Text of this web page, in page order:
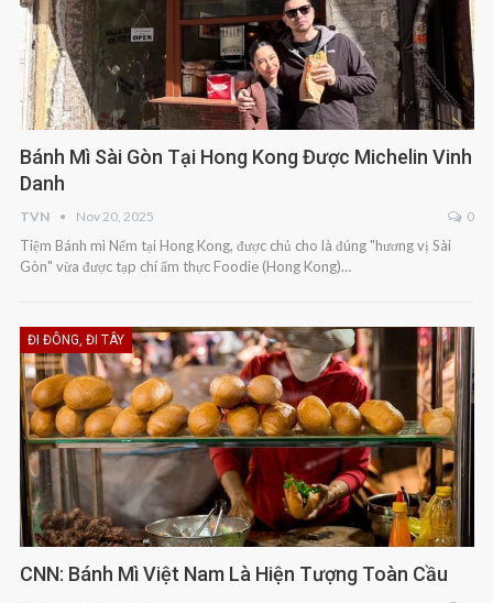
Bánh Mì Sài Gòn Tại Hong Kong Được Michelin Vinh
Danh
TVN Nov 20, 2025 0
Tiệm Bánh mì Nếm tại Hong Kong, được chủ cho là đúng "hương vị Sài
Gòn" vừa được tạp chí ẩm thực Foodie (Hong Kong)…
ĐI ĐÔNG, ĐI TÂY
CNN: Bánh Mì Việt Nam Là Hiện Tượng Toàn Cầu